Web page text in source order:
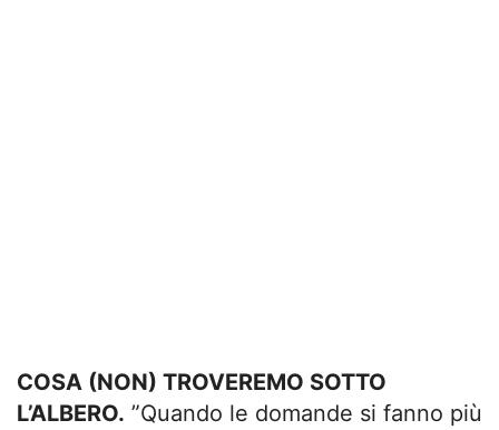
COSA (NON) TROVEREMO SOTTO
L’ALBERO. ”Quando le domande si fanno più